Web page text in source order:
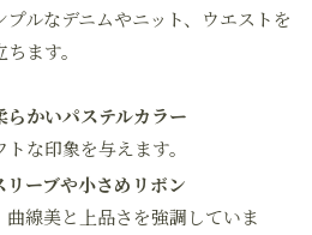
ルなデニムやニット、ウエストを
ます。
らかいパステルカラー
な印象を与えます。
ーブや小さめリボン
線美と上品さを強調していま